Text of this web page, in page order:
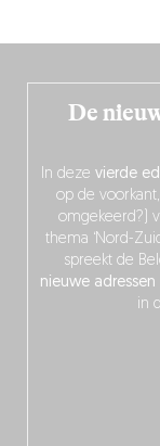
De
In deze vierde
op de
omgekeerd?)
thema ‘Nord-
spreekt de
nieuwe adressen
in